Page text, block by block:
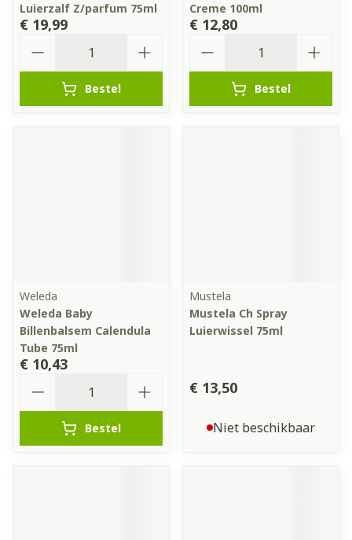
Luierzalf Z/parfum 75ml
€ 19,99
Bestel
Creme 100ml
€ 12,80
Bestel
Weleda
Weleda Baby
Billenbalsem Calendula
Tube 75ml
€ 10,43
Bestel
Mustela
Mustela Ch Spray
Luierwissel 75ml
€ 13,50
Niet beschikbaar